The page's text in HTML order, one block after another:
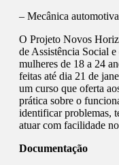
– Mecânica
O Projeto Novos
de Assistência Social
mulheres de 18 a 24
feitas até dia 21 de
um curso que oferta
prática sobre o
identificar problemas,
atuar com facilidade
Documentação